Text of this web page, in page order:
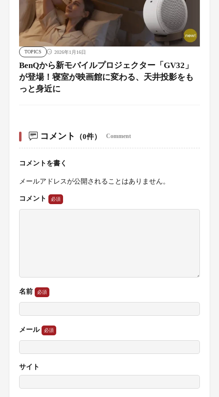
TOPICS 2026年1月16日
BenQから新モバイルプロジェクター「GV32」
が登場！寝室が映画館に変わる、天井投影をも
っと身近に
コメント （0件） Comment
コメントを書く
メールアドレスが公開されることはありません。
コメント
名前
メール
サイト